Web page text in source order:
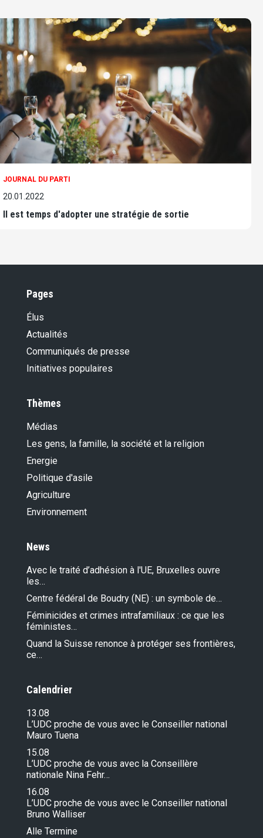
JOURNAL DU PARTI
20.01.2022
Il est temps d'adopter une stratégie de sortie
Pages
Élus
Actualités
Communiqués de presse
Initiatives populaires
Thèmes
Médias
Les gens, la famille, la société et la religion
Energie
Politique d'asile
Agriculture
Environnement
News
Avec le traité d’adhésion à l'UE, Bruxelles ouvre
les…
Centre fédéral de Boudry (NE) : un symbole de…
Féminicides et crimes intrafamiliaux : ce que les
féministes…
Quand la Suisse renonce à protéger ses frontières,
ce…
Calendrier
13.08
L’UDC proche de vous avec le Conseiller national
Mauro Tuena
15.08
L’UDC proche de vous avec la Conseillère
nationale Nina Fehr…
16.08
L’UDC proche de vous avec le Conseiller national
Bruno Walliser
Alle Termine